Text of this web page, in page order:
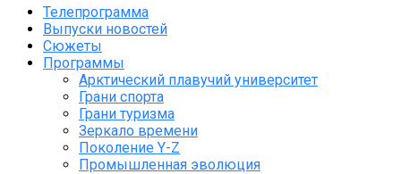
Телепрограмма
Выпуски новостей
Сюжеты
Программы
Арктический плавучий университет
Грани спорта
Грани туризма
Зеркало времени
Поколение Y-Z
Промышленная эволюция